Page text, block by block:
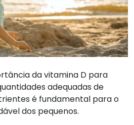
da vitamina D para
adequadas de
é fundamental para o
dos pequenos.